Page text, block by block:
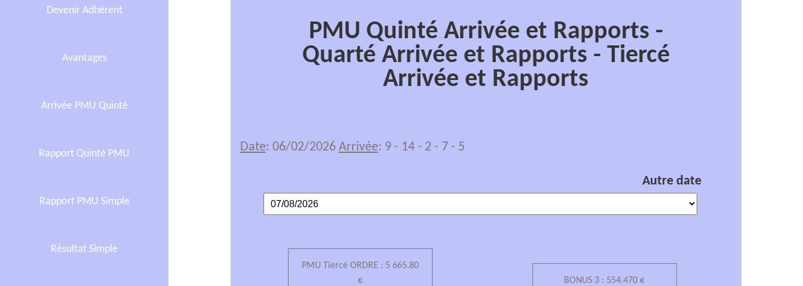
Devenir Adhérent
Avantages
Arrivée PMU Quinté
Rapport Quinté PMU
Rapport PMU Simple
Résultat Simple
PMU Quinté Arrivée et Rapports -
Quarté Arrivée et Rapports - Tiercé
Arrivée et Rapports
Date: 06/02/2026 Arrivée: 9 - 14 - 2 - 7 - 5
Autre date
PMU Tiercé ORDRE : 5 665.80
€
BONUS 3 : 554.470 €